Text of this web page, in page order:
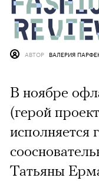
АВТОР ВАЛЕРИЯ
В ноябре
(герой
исполняется
Татьяны